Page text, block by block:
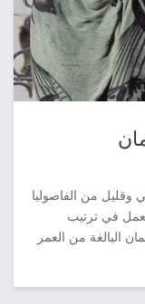
وقليل من الفاصوليا
في ترتيب
البالغة من العمر